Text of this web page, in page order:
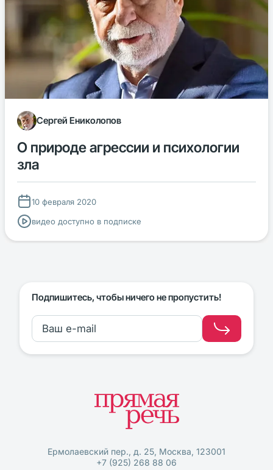
Сергей Ениколопов
О природе агрессии и психологии
зла
10 февраля 2020
видео доступно в подписке
Подпишитесь, чтобы ничего не пропустить!
Ермолаевский пер., д. 25, Москва, 123001
+7 (925) 268 88 06